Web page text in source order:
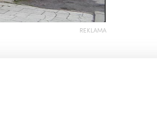
REKLAMA